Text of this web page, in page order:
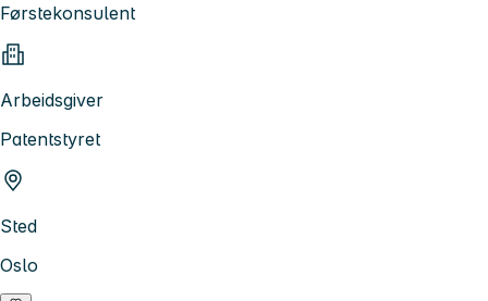
Førstekonsulent
Arbeidsgiver
Patentstyret
Sted
Oslo